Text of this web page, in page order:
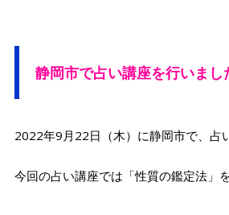
静岡市で占い講座を行いまし
2022年9月22日（木）に静岡市で、占
今回の占い講座では「性質の鑑定法」